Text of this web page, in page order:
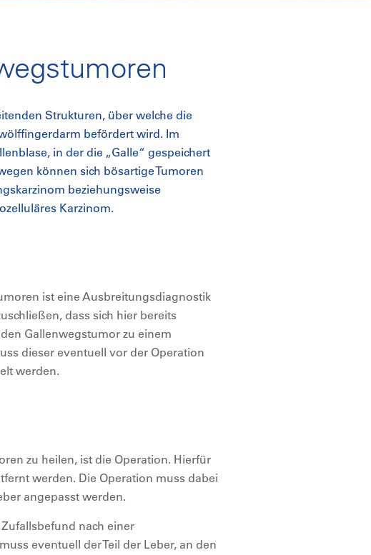
Strukturen, über welche die
befördert wird. Im
in der die „Galle“ gespeichert
können sich bösartige Tumoren
beziehungsweise
Karzinom.
ist eine Ausbreitungsdiagnostik
dass sich hier bereits
Gallenwegstumor zu einem
dieser eventuell vor der Operation
werden.
zu heilen, ist die Operation. Hierfür
werden. Die Operation muss dabei
angepasst werden.
nach einer
eventuell der Teil der Leber, an den